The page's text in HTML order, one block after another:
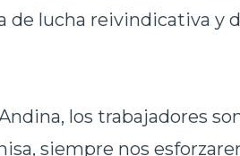
de lucha reivindicativa y
los trabajadores
siempre nos